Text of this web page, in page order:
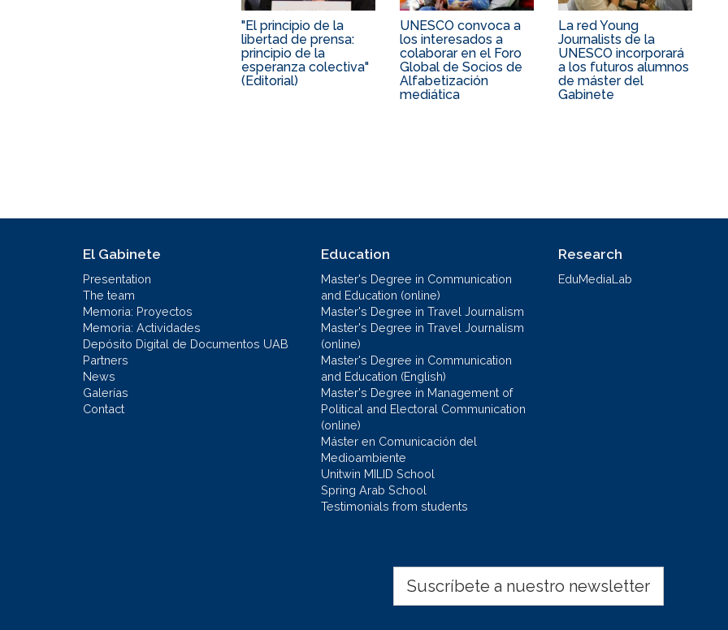
"El principio de la
libertad de prensa:
principio de la
esperanza colectiva"
(Editorial)
UNESCO convoca a
los interesados a
colaborar en el Foro
Global de Socios de
Alfabetización
mediática
La red Young
Journalists de la
UNESCO incorporará
a los futuros alumnos
de máster del
Gabinete
El Gabinete
Presentation
The team
Memoria: Proyectos
Memoria: Actividades
Depósito Digital de Documentos UAB
Partners
News
Galerías
Contact
Education
Master's Degree in Communication
and Education (online)
Master's Degree in Travel Journalism
Master's Degree in Travel Journalism
(online)
Master's Degree in Communication
and Education (English)
Master's Degree in Management of
Political and Electoral Communication
(online)
Máster en Comunicación del
Medioambiente
Unitwin MILID School
Spring Arab School
Testimonials from students
Research
EduMediaLab
Suscríbete a nuestro newsletter